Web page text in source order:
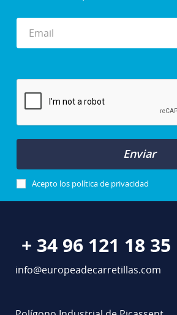
Enviar
Acepto los política de privacidad
+ 34 96 121 18 35
info@europeadecarretillas.com